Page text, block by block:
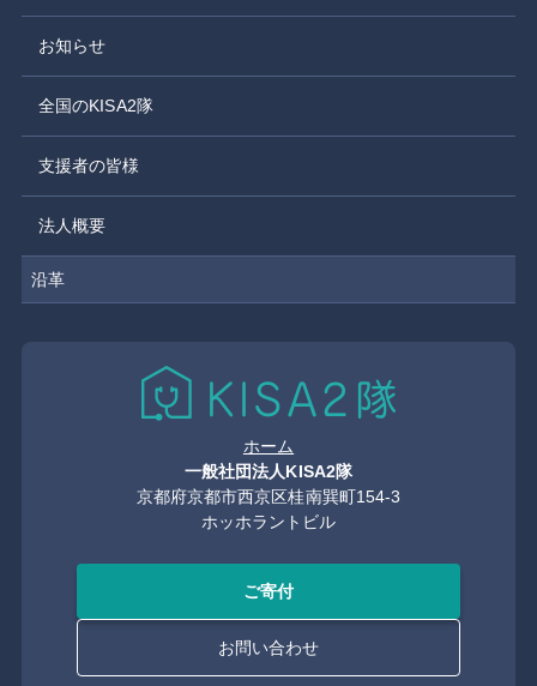
ホーム
一般社団法人KISA2隊
京都府京都市西京区桂南巽町154-3
ホッホラントビル
ご寄付
お問い合わせ
お知らせ
全国のKISA2隊
支援者の皆様
法人概要
沿革